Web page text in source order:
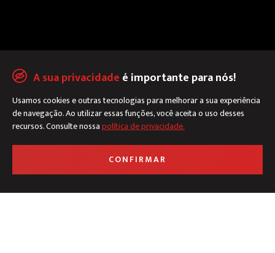
Políticas de privacidade
A sua privacidade é importante para nós!
Usamos cookies e outras tecnologias para melhorar a sua experiência
de navegação. Ao utilizar essas funções, você aceita o uso desses
recursos. Consulte nossapolítica de privacidade.
CONFIRMAR